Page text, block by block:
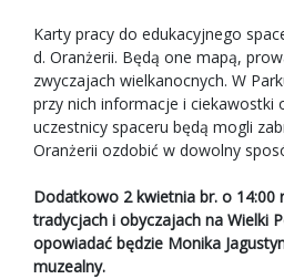
Karty pracy do edukacyjnego
d. Oranżerii. Będą one mapą,
zwyczajach wielkanocnych. W
przy nich informacje i ciekawostki
uczestnicy spaceru będą mogli
Oranżerii ozdobić w dowolny
Dodatkowo 2 kwietnia br. o 14:00
tradycjach i obyczajach na Wielki
opowiadać będzie Monika
muzealny.